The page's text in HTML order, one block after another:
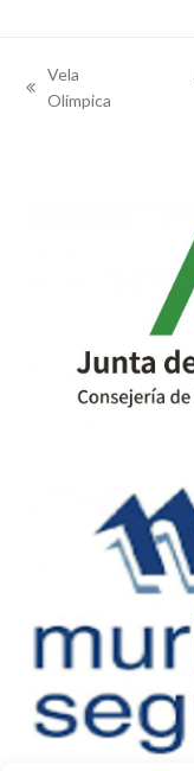
previous
Vela
Olímpica